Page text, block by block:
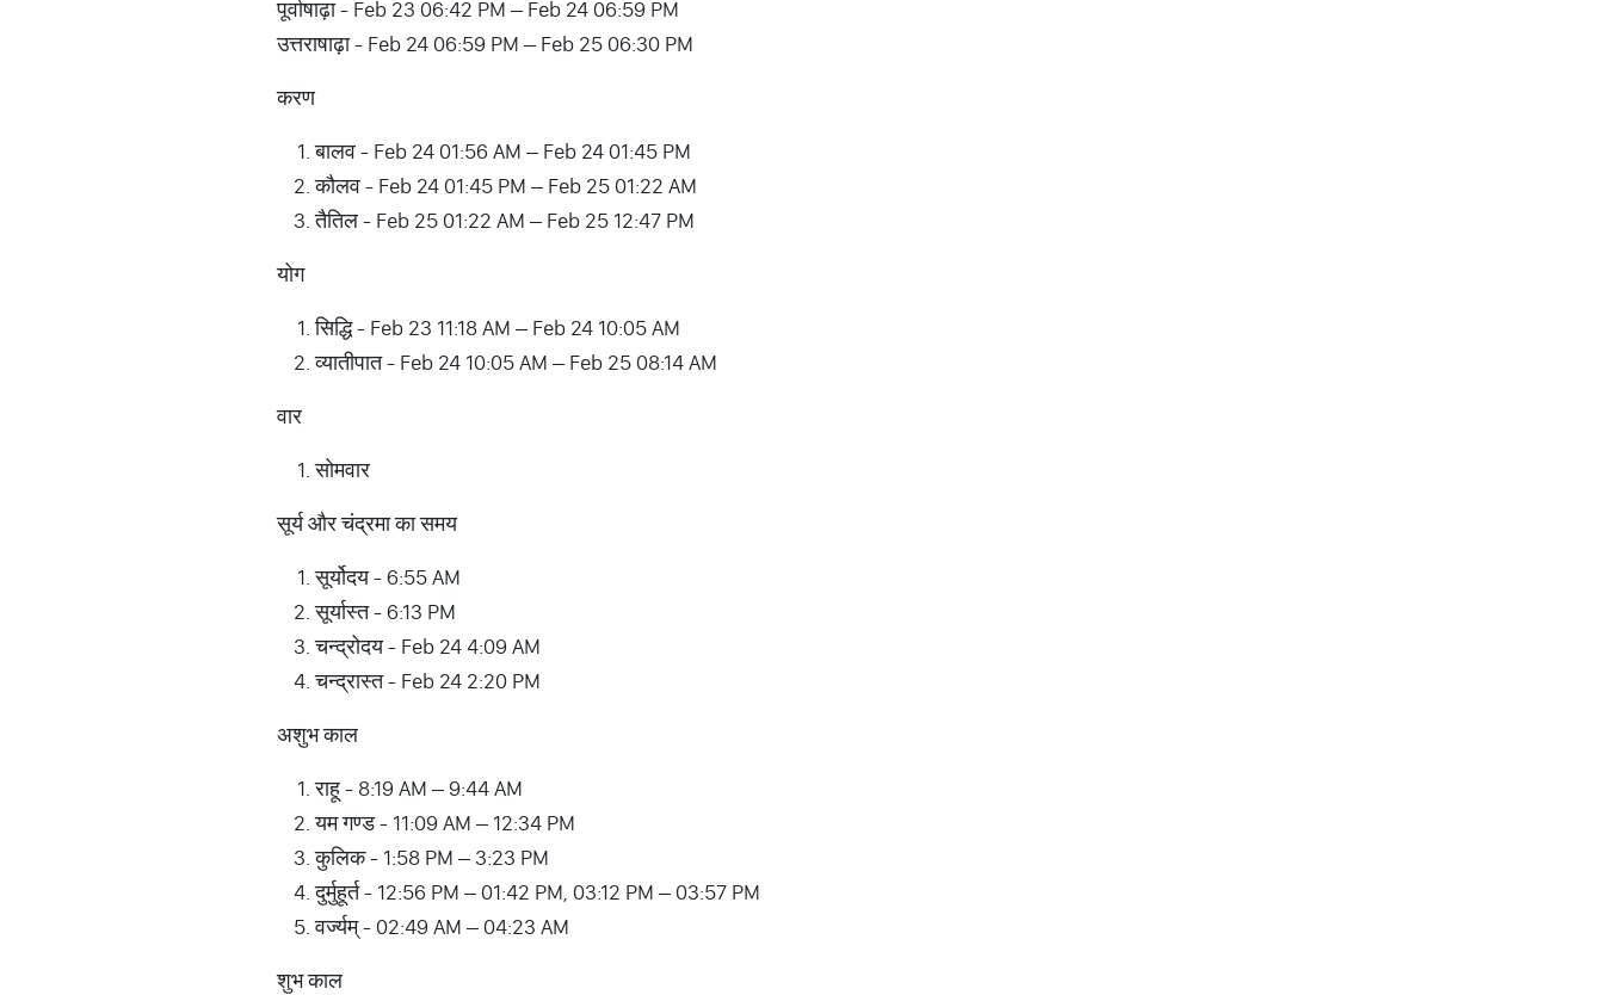
पूर्वाषाढ़ा - Feb 23 06:42 PM – Feb 24 06:59 PM
उत्तराषाढ़ा - Feb 24 06:59 PM – Feb 25 06:30 PM
करण
बालव - Feb 24 01:56 AM – Feb 24 01:45 PM
कौलव - Feb 24 01:45 PM – Feb 25 01:22 AM
तैतिल - Feb 25 01:22 AM – Feb 25 12:47 PM
योग
सिद्धि - Feb 23 11:18 AM – Feb 24 10:05 AM
व्यातीपात - Feb 24 10:05 AM – Feb 25 08:14 AM
वार
सोमवार
सूर्य और चंद्रमा का समय
सूर्योदय - 6:55 AM
सूर्यास्त - 6:13 PM
चन्द्रोदय - Feb 24 4:09 AM
चन्द्रास्त - Feb 24 2:20 PM
अशुभ काल
राहू - 8:19 AM – 9:44 AM
यम गण्ड - 11:09 AM – 12:34 PM
कुलिक - 1:58 PM – 3:23 PM
दुर्मुहूर्त - 12:56 PM – 01:42 PM, 03:12 PM – 03:57 PM
वर्ज्यम् - 02:49 AM – 04:23 AM
शुभ काल